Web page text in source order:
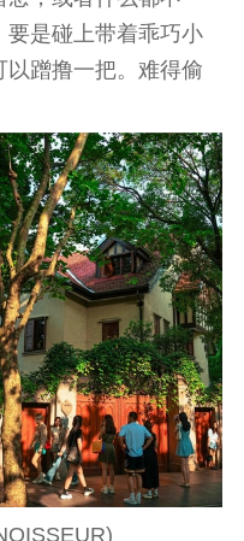
是碰上带着乖巧小
蹭撸一把。难得偷